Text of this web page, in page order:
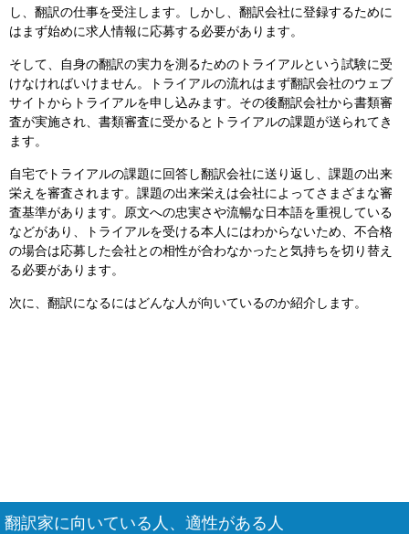
し、翻訳の仕事を受注します。しかし、翻訳会社に登録するために
はまず始めに求人情報に応募する必要があります。
そして、自身の翻訳の実力を測るためのトライアルという試験に受
けなければいけません。トライアルの流れはまず翻訳会社のウェブ
サイトからトライアルを申し込みます。その後翻訳会社から書類審
査が実施され、書類審査に受かるとトライアルの課題が送られてき
ます。
自宅でトライアルの課題に回答し翻訳会社に送り返し、課題の出来
栄えを審査されます。課題の出来栄えは会社によってさまざまな審
査基準があります。原文への忠実さや流暢な日本語を重視している
などがあり、トライアルを受ける本人にはわからないため、不合格
の場合は応募した会社との相性が合わなかったと気持ちを切り替え
る必要があります。
次に、翻訳になるにはどんな人が向いているのか紹介します。
翻訳家に向いている人、適性がある人